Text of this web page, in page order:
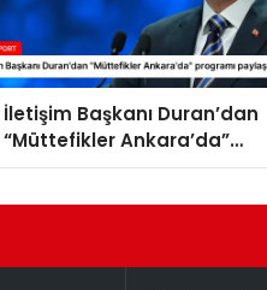
İletişim Başkanı Duran’dan
“Müttefikler Ankara’da”
programı paylaşımı